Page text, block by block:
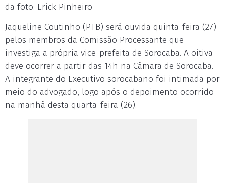
da foto: Erick Pinheiro
Jaqueline Coutinho (PTB) será ouvida quinta-feira (27)
pelos membros da Comissão Processante que
investiga a própria vice-prefeita de Sorocaba. A oitiva
deve ocorrer a partir das 14h na Câmara de Sorocaba.
A integrante do Executivo sorocabano foi intimada por
meio do advogado, logo após o depoimento ocorrido
na manhã desta quarta-feira (26).